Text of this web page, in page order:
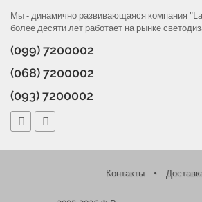
Мы - динамично развивающаяся компания
более десяти лет работает на рынке
(099) 7200002
(068) 7200002
(093) 7200002
Контакты •